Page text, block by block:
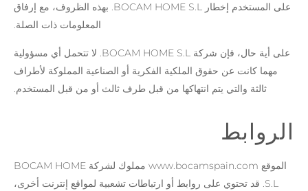
على المستخدم إخطار BOCAM HOME S.L. بهذه الظروف، مع إرفاق
المعلومات ذات الصلة.
على أية حال، فإن شركة BOCAM HOME S.L. لا تتحمل أي مسؤولية
مهما كانت عن حقوق الملكية الفكرية أو الصناعية المملوكة لأطراف
ثالثة والتي يتم انتهاكها من قبل طرف ثالث أو من قبل المستخدم.
الروابط
الموقع www.bocamspain.com مملوك لشركة BOCAM HOME
S.L. قد تحتوي على روابط أو ارتباطات تشعبية لمواقع إنترنت أخرى،